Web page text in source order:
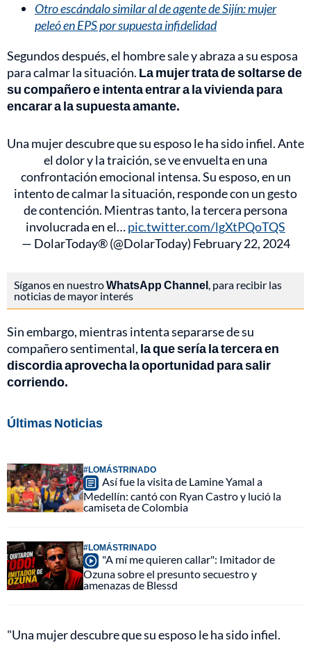
Otro escándalo similar al de agente de Sijín: mujer
peleó en EPS por supuesta infidelidad
Segundos después, el hombre sale y abraza a su esposa
para calmar la situación. La mujer trata de soltarse de
su compañero e intenta entrar a la vivienda para
encarar a la supuesta amante.
Una mujer descubre que su esposo le ha sido infiel. Ante
el dolor y la traición, se ve envuelta en una
confrontación emocional intensa. Su esposo, en un
intento de calmar la situación, responde con un gesto
de contención. Mientras tanto, la tercera persona
involucrada en el…pic.twitter.com/lgXtPQoTQS
— DolarToday® (@DolarToday) February 22, 2024
Síganos en nuestroWhatsApp Channel, para recibir las
noticias de mayor interés
Sin embargo, mientras intenta separarse de su
compañero sentimental, la que sería la tercera en
discordia aprovecha la oportunidad para salir
corriendo.
Últimas Noticias
#LOMÁSTRINADO
Así fue la visita de Lamine Yamal a
Medellín: cantó con Ryan Castro y lució la
camiseta de Colombia
#LOMÁSTRINADO
"A mí me quieren callar": Imitador de
Ozuna sobre el presunto secuestro y
amenazas de Blessd
"Una mujer descubre que su esposo le ha sido infiel.